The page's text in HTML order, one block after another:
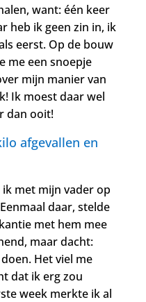
want: één keer
heb ik geen zin in, ik
eerst. Op de bouw
me een snoepje
mijn manier van
Ik moest daar wel
dan ooit!
afgevallen en
ik met mijn vader op
daar, stelde
met hem mee
maar dacht:
Het viel me
dat ik erg zou
week merkte ik al